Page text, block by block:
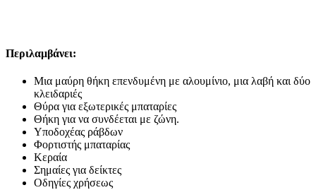
Περιλαμβάνει:
Μια μαύρη θήκη επενδυμένη με αλουμίνιο, μια λαβή και δύο
κλειδαριές
Θύρα για εξωτερικές μπαταρίες
Θήκη για να συνδέεται με ζώνη.
Υποδοχέας ράβδων
Φορτιστής μπαταρίας
Κεραία
Σημαίες για δείκτες
Οδηγίες χρήσεως